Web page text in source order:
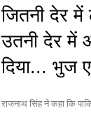
जितनी देर में
उतनी देर में
दिया... भुज
राजनाथ सिंह ने कहा कि